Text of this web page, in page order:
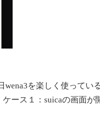
を楽しく使ってい
ース１：suicaの画面が